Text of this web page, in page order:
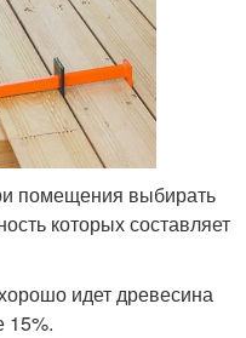
помещения выбирать
которых составляет
идет древесина
15%.